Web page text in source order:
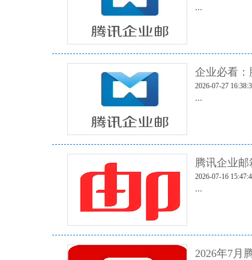
...
企业必看：
2026-07-27
...
腾讯企业
2026-07-16
...
2026年7月